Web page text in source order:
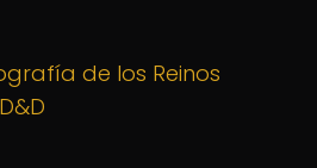
de los Reinos